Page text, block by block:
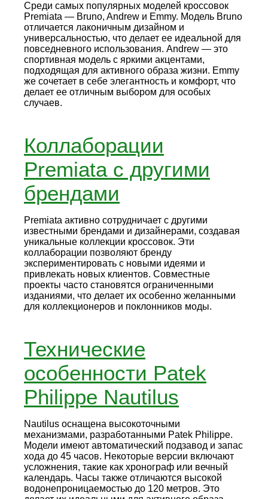
Среди самых популярных моделей кроссовок
Premiata — Bruno, Andrew и Emmy. Модель Bruno
отличается лаконичным дизайном и
универсальностью, что делает ее идеальной для
повседневного использования. Andrew — это
спортивная модель с яркими акцентами,
подходящая для активного образа жизни. Emmy
же сочетает в себе элегантность и комфорт, что
делает ее отличным выбором для особых
случаев.
Коллаборации
Premiata с другими
брендами
Premiata активно сотрудничает с другими
известными брендами и дизайнерами, создавая
уникальные коллекции кроссовок. Эти
коллаборации позволяют бренду
экспериментировать с новыми идеями и
привлекать новых клиентов. Совместные
проекты часто становятся ограниченными
изданиями, что делает их особенно желанными
для коллекционеров и поклонников моды.
Технические
особенности Patek
Philippe Nautilus
Nautilus оснащена высокоточными
механизмами, разработанными Patek Philippe.
Модели имеют автоматический подзавод и запас
хода до 45 часов. Некоторые версии включают
усложнения, такие как хронограф или вечный
календарь. Часы также отличаются высокой
водонепроницаемостью до 120 метров. Это